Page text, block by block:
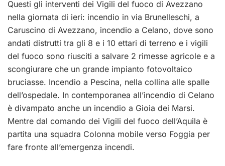
Questi gli interventi dei Vigili del fuoco di Avezzano
nella giornata di ieri: incendio in via Brunelleschi, a
Caruscino di Avezzano, incendio a Celano, dove sono
andati distrutti tra gli 8 e i 10 ettari di terreno e i vigili
del fuoco sono riusciti a salvare 2 rimesse agricole e a
scongiurare che un grande impianto fotovoltaico
bruciasse. Incendio a Pescina, nella collina alle spalle
dell’ospedale. In contemporanea all’incendio di Celano
è divampato anche un incendio a Gioia dei Marsi.
Mentre dal comando dei Vigili del fuoco dell’Aquila è
partita una squadra Colonna mobile verso Foggia per
fare fronte all’emergenza incendi.